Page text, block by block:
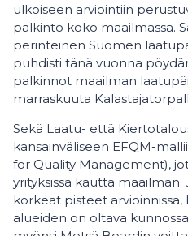
ulkoiseen arviointiin
palkinto koko maailmassa.
perinteinen Suomen
puhdisti tänä vuonna
palkinnot maailman
marraskuuta
Sekä Laatu- että
kansainväliseen EFQM-
for Quality Management),
yrityksissä kautta maailman.
korkeat pisteet arvioinnissa,
alueiden on oltava